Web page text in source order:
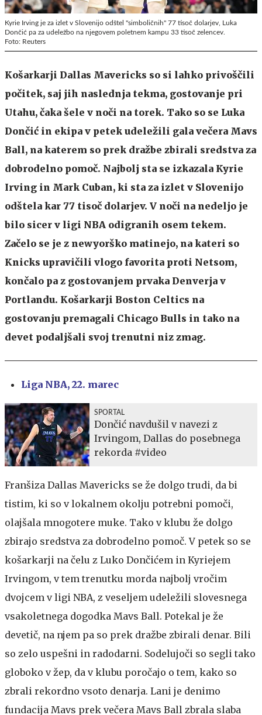
Kyrie Irving je za izlet v Slovenijo odštel "simboličnih" 77 tisoč dolarjev, Luka
Dončić pa za udeležbo na njegovem poletnem kampu 33 tisoč zelencev.
Foto: Reuters
Košarkarji Dallas Mavericks so si lahko privoščili
počitek, saj jih naslednja tekma, gostovanje pri
Utahu, čaka šele v noči na torek. Tako so se Luka
Dončić in ekipa v petek udeležili gala večera Mavs
Ball, na katerem so prek dražbe zbirali sredstva za
dobrodelno pomoč. Najbolj sta se izkazala Kyrie
Irving in Mark Cuban, ki sta za izlet v Slovenijo
odštela kar 77 tisoč dolarjev. V noči na nedeljo je
bilo sicer v ligi NBA odigranih osem tekem.
Začelo se je z newyorško matinejo, na kateri so
Knicks upravičili vlogo favorita proti Netsom,
končalo pa z gostovanjem prvaka Denverja v
Portlandu. Košarkarji Boston Celtics na
gostovanju premagali Chicago Bulls in tako na
devet podaljšali svoj trenutni niz zmag.
Liga NBA, 22. marec
SPORTAL
Dončić navdušil v navezi z
Irvingom, Dallas do posebnega
rekorda #video
Franšiza Dallas Mavericks se že dolgo trudi, da bi
tistim, ki so v lokalnem okolju potrebni pomoči,
olajšala mnogotere muke. Tako v klubu že dolgo
zbirajo sredstva za dobrodelno pomoč. V petek so se
košarkarji na čelu z Luko Dončićem in Kyriejem
Irvingom, v tem trenutku morda najbolj vročim
dvojcem v ligi NBA, z veseljem udeležili slovesnega
vsakoletnega dogodka Mavs Ball. Potekal je že
devetič, na njem pa so prek dražbe zbirali denar. Bili
so zelo uspešni in radodarni. Sodelujoči so segli tako
globoko v žep, da v klubu poročajo o tem, kako so
zbrali rekordno vsoto denarja. Lani je denimo
fundacija Mavs prek večera Mavs Ball zbrala slaba